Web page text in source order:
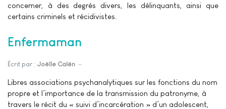
concerner, à des degrés divers, les délinquants, ainsi que
certains criminels et récidivistes.
Enfermaman
Écrit par : Joëlle Calën
Libres associations psychanalytiques sur les fonctions du nom
propre et l’importance de la transmission du patronyme, à
travers le récit du « suivi d’incarcération » d’un adolescent,